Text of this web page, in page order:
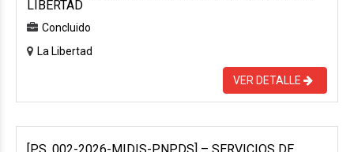
LIBERTAD
Concluido
La Libertad
VER DETALLE